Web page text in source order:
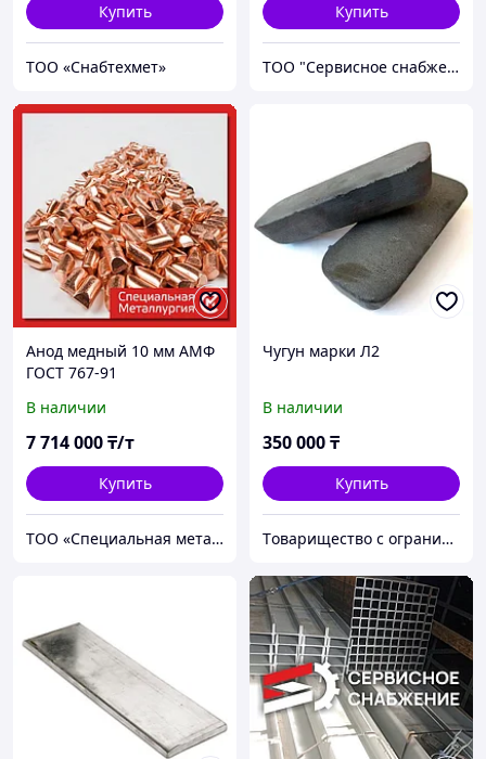
Купить
ТОО «Снабтехмет»
Купить
ТОО "Сервисное снабжение Астана"
Анод медный 10 мм АМФ
ГОСТ 767-91
В наличии
7 714 000₸/т
Купить
ТОО «Специальная металлургия»
Чугун марки Л2
В наличии
350 000₸
Купить
Tоварищество с ограниченной ответственностью "Smart CI Technology"